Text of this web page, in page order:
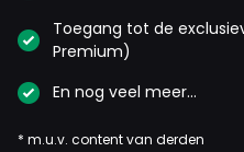
Toegang tot de
Premium)
En nog veel meer…
* m.u.v. content van derden